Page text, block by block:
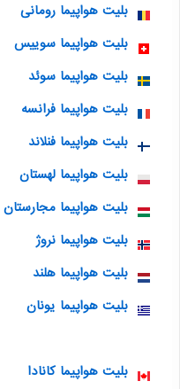
بلیت هواپیما رومانی
بلیت هواپیما سوییس
بلیت هواپیما سوئد
بلیت هواپیما فرانسه
بلیت هواپیما فنلاند
بلیت هواپیما لهستان
بلیت هواپیما مجارستان
بلیت هواپیما نروژ
بلیت هواپیما هلند
بلیت هواپیما یونان
بلیت هواپیما کانادا